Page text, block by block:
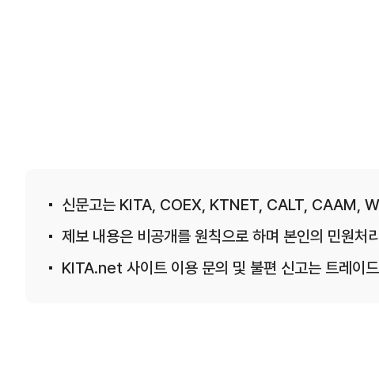
신문고는 KITA, COEX, KTNET, CALT, CAAM,
제보 내용은 비공개를 원칙으로 하며 본인의 민원처
KITA.net 사이트 이용 문의 및 불편 신고는 트레이